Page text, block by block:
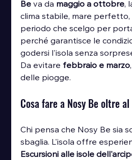
Be va da maggio a ottobre,
clima stabile, mare perfetto,
periodo che scelgo per
perché garantisce le
godersi l'isola senza
Da evitare febbraio e marzo
delle piogge.
Cosa fare a Nosy Be oltre
Chi pensa che Nosy Be sia
sbaglia. L'isola offre
Escursioni alle isole